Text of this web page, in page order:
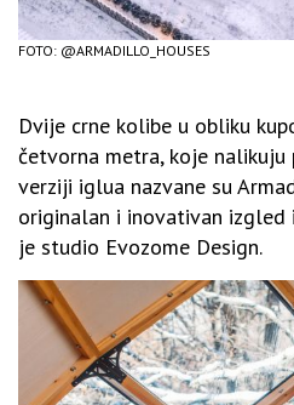
FOTO: @ARMADILLO_HOUSES
Dvije crne kolibe u obliku
četvorna metra, koje nalikuju
verziji iglua nazvane su
originalan i inovativan izgled
je studio Evozome Design.